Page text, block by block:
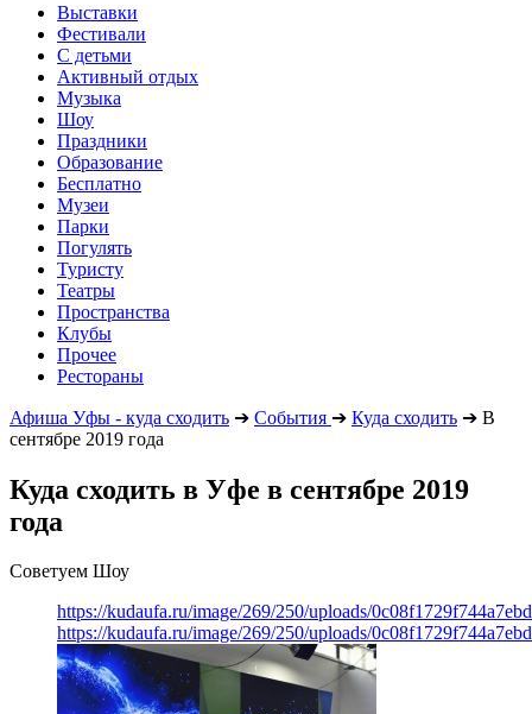
Выставки
Фестивали
С детьми
Активный отдых
Музыка
Шоу
Праздники
Образование
Бесплатно
Музеи
Парки
Погулять
Туристу
Театры
Пространства
Клубы
Прочее
Рестораны
Афиша Уфы - куда сходить ➔ События ➔ Куда сходить ➔ В
сентябре 2019 года
Куда сходить в Уфе в сентябре 2019
года
Советуем Шоу
https://kudaufa.ru/image/269/250/uploads/
https://kudaufa.ru/image/269/250/uploads/